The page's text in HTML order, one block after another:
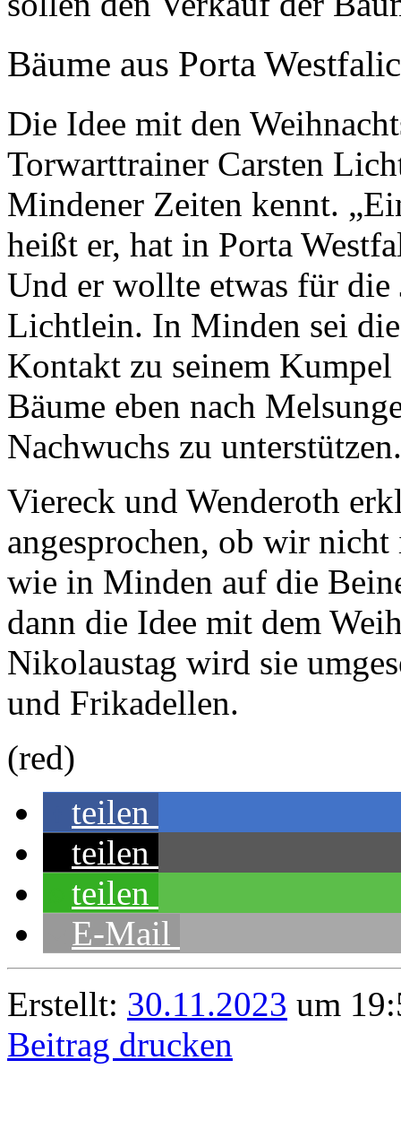
Bäume aus Porta
Die Idee mit den
Torwarttrainer Carsten
Mindener Zeiten kennt.
heißt er, hat in Porta
Und er wollte etwas für die
Lichtlein. In Minden sei
Kontakt zu seinem
Bäume eben nach
Nachwuchs zu unterstützen.
Viereck und Wenderoth
angesprochen, ob wir
wie in Minden auf die
dann die Idee mit dem
Nikolaustag wird sie
und Frikadellen.
(red)
teilen
teilen
teilen
E-Mail
Erstellt: 30.11.2023 um
Beitrag drucken